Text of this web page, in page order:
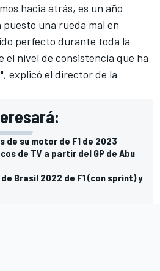
hacia atrás, es un año
puesto una rueda mal en
perfecto durante toda la
el nivel de consistencia que ha
explicó el director de la
de su motor de F1 de 2023
de TV a partir del GP de Abu
Brasil 2022 de F1 (con sprint) y